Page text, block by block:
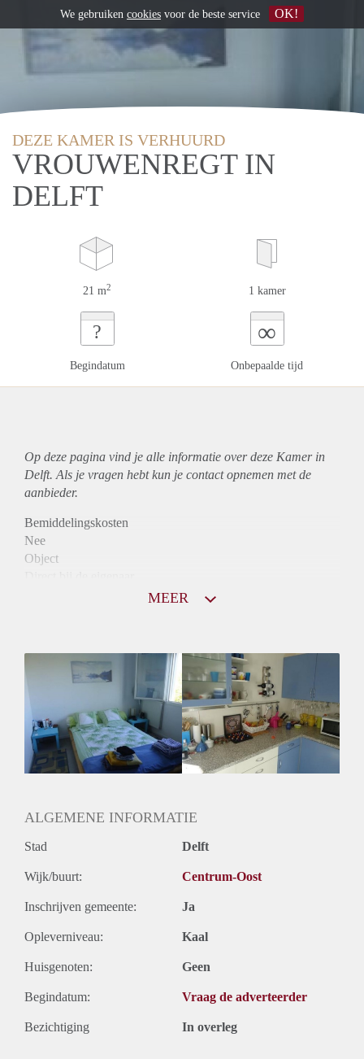
DEZE KAMER IS VERHUURD
VROUWENREGT IN
DELFT
21 m2 1 kamer
?
Begindatum
∞
Onbepaalde tijd
Op deze pagina vind je alle informatie over deze Kamer in
Delft. Als je vragen hebt kun je contact opnemen met de
aanbieder.
Bemiddelingskosten
Nee
Object
Huurtoeslag
Niet mogelijk
N.V.T.
Huurtermijn
Onbepaalde termijn
Oplevering
MEER
ALGEMENE INFORMATIE
Stad Delft
Wijk/buurt: Centrum-Oost
Inschrijven gemeente: Ja
Opleverniveau: Kaal
Huisgenoten: Geen
Begindatum: Vraag de adverteerder
Bezichtiging In overleg
We gebruiken cookies voor de beste service OK!